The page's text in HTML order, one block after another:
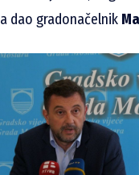
dao gradonačelnik